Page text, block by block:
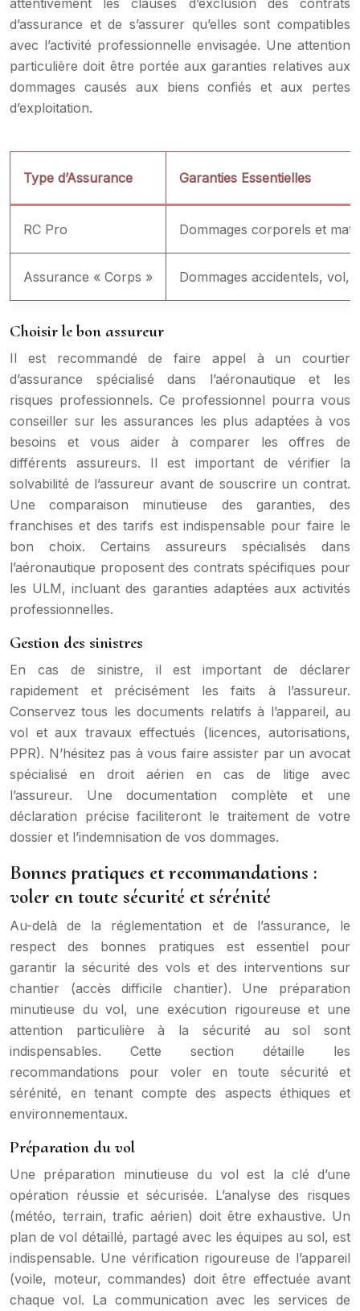
d’assurance et de s’assurer qu’elles sont compatibles
avec l’activité professionnelle envisagée. Une attention
particulière doit être portée aux garanties relatives aux
dommages causés aux biens confiés et aux pertes
d’exploitation.
Type d’Assurance Garanties Essentielles
RC Pro Dommages corporels et
Assurance « Corps » Dommages accidentels, vol,
Choisir le bon assureur
Il est recommandé de faire appel à un courtier
d’assurance spécialisé dans l’aéronautique et les
risques professionnels. Ce professionnel pourra vous
conseiller sur les assurances les plus adaptées à vos
besoins et vous aider à comparer les offres de
différents assureurs. Il est important de vérifier la
solvabilité de l’assureur avant de souscrire un contrat.
Une comparaison minutieuse des garanties, des
franchises et des tarifs est indispensable pour faire le
bon choix. Certains assureurs spécialisés dans
l’aéronautique proposent des contrats spécifiques pour
les ULM, incluant des garanties adaptées aux activités
professionnelles.
Gestion des sinistres
En cas de sinistre, il est important de déclarer
rapidement et précisément les faits à l’assureur.
Conservez tous les documents relatifs à l’appareil, au
vol et aux travaux effectués (licences, autorisations,
PPR). N’hésitez pas à vous faire assister par un avocat
spécialisé en droit aérien en cas de litige avec
l’assureur. Une documentation complète et une
déclaration précise faciliteront le traitement de votre
dossier et l’indemnisation de vos dommages.
Bonnes pratiques et recommandations :
voler en toute sécurité et sérénité
Au-delà de la réglementation et de l’assurance, le
respect des bonnes pratiques est essentiel pour
garantir la sécurité des vols et des interventions sur
chantier (accès difficile chantier). Une préparation
minutieuse du vol, une exécution rigoureuse et une
attention particulière à la sécurité au sol sont
indispensables. Cette section détaille les
recommandations pour voler en toute sécurité et
sérénité, en tenant compte des aspects éthiques et
environnementaux.
Préparation du vol
Une préparation minutieuse du vol est la clé d’une
opération réussie et sécurisée. L’analyse des risques
(météo, terrain, trafic aérien) doit être exhaustive. Un
plan de vol détaillé, partagé avec les équipes au sol, est
indispensable. Une vérification rigoureuse de l’appareil
(voile, moteur, commandes) doit être effectuée avant
chaque vol. La communication avec les services de